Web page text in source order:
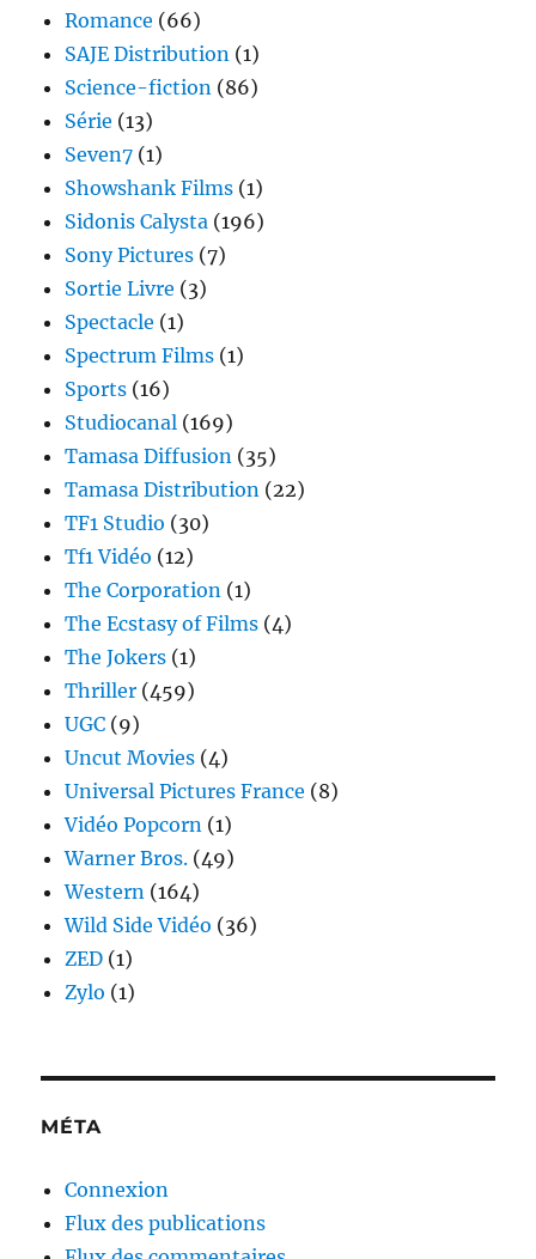
Romance (66)
SAJE Distribution (1)
Science-fiction (86)
Série (13)
Seven7 (1)
Showshank Films (1)
Sidonis Calysta (196)
Sony Pictures (7)
Sortie Livre (3)
Spectacle (1)
Spectrum Films (1)
Sports (16)
Studiocanal (169)
Tamasa Diffusion (35)
Tamasa Distribution (22)
TF1 Studio (30)
Tf1 Vidéo (12)
The Corporation (1)
The Ecstasy of Films (4)
The Jokers (1)
Thriller (459)
UGC (9)
Uncut Movies (4)
Universal Pictures France (8)
Vidéo Popcorn (1)
Warner Bros. (49)
Western (164)
Wild Side Vidéo (36)
ZED (1)
Zylo (1)
MÉTA
Connexion
Flux des publications